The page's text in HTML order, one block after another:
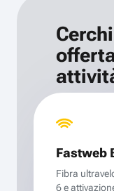
Fastweb
Fibra
6 e